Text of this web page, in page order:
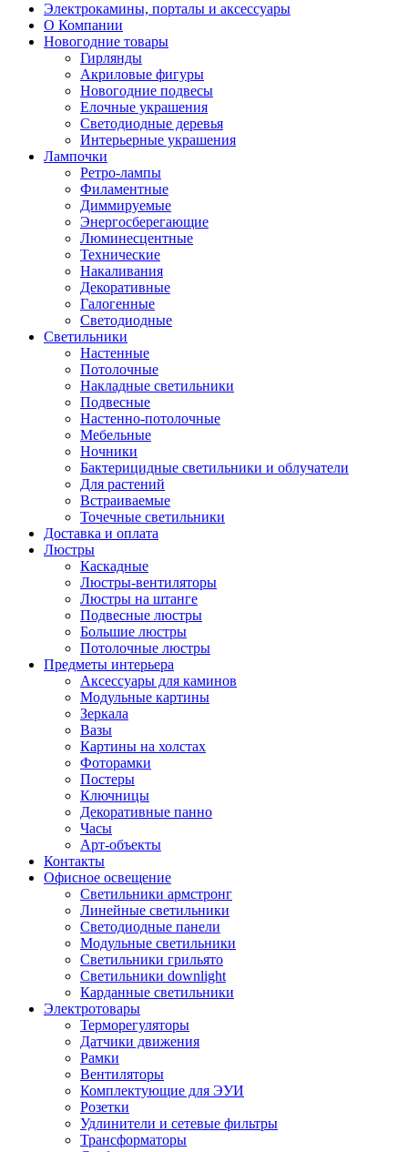
Электрокамины, порталы и аксессуары
О Компании
Новогодние товары
Гирлянды
Акриловые фигуры
Новогодние подвесы
Елочные украшения
Светодиодные деревья
Интерьерные украшения
Лампочки
Ретро-лампы
Филаментные
Диммируемые
Энергосберегающие
Люминесцентные
Технические
Накаливания
Декоративные
Галогенные
Светодиодные
Светильники
Настенные
Потолочные
Накладные светильники
Подвесные
Настенно-потолочные
Мебельные
Ночники
Бактерицидные светильники и облучатели
Для растений
Встраиваемые
Точечные светильники
Доставка и оплата
Люстры
Каскадные
Люстры-вентиляторы
Люстры на штанге
Подвесные люстры
Большие люстры
Потолочные люстры
Предметы интерьера
Аксессуары для каминов
Модульные картины
Зеркала
Вазы
Картины на холстах
Фоторамки
Постеры
Ключницы
Декоративные панно
Часы
Арт-объекты
Контакты
Офисное освещение
Светильники армстронг
Линейные светильники
Светодиодные панели
Модульные светильники
Светильники грильято
Светильники downlight
Карданные светильники
Электротовары
Терморегуляторы
Датчики движения
Рамки
Вентиляторы
Комплектующие для ЭУИ
Розетки
Удлинители и сетевые фильтры
Трансформаторы